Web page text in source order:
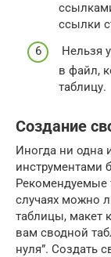
ссылки
Нельзя
в файл,
таблицу.
Создание
Иногда ни одна
инструментами
Рекомендуемые
случаях можно
таблицы, макет
вам сводной
нуля”. Создать